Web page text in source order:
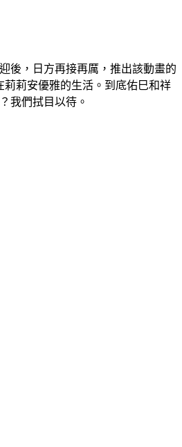
後，日方再接再厲，推出該動畫的
莉莉安優雅的生活。到底佑巳和祥
我們拭目以待。